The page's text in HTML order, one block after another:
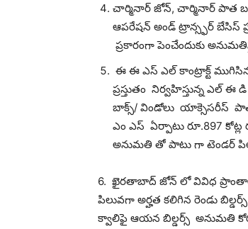
చార్మినార్ జోన్, చార్మినార్ పాత
ఆపరేషన్ అండ్ ట్రాన్స్ఫర్ బేసిస్
ప్రకారంగా పెంచేందుకు
ఈ ఈ ఎస్ ఎల్ కాంట్రాక్ట్
ప్రస్తుతం నిర్వహిస్తున్న ఎల్
బాక్స్/ విండోలు యాక్సెసరీస్ పాత
ఎం ఎస్ ఏర్పాటు రూ.897
అనుమతి తో పాటు గా టెండర్
6. ఖైరతాబాద్ జోన్ లో వివిధ
పిలువగా అర్హత కలిగిన రెండు
క్వాలిఫై ఆయన బిల్డర్స్ అనుమతి